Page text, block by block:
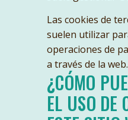
Las cookies de
suelen utilizar
operaciones de
a través de la web.
¿CÓMO
EL USO DE